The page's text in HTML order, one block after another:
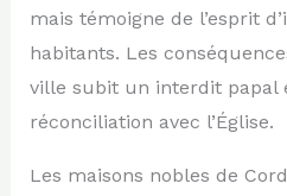
mais témoigne de l’esprit
habitants. Les
ville subit un interdit papal
réconciliation avec l’Église.
Les maisons nobles de